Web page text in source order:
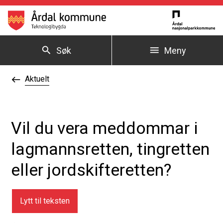
Årdal kommune
Søk Meny
Du er her:
Aktuelt
Vil du vera meddommar i
lagmannsretten, tingretten
eller jordskifteretten?
Lytt til teksten